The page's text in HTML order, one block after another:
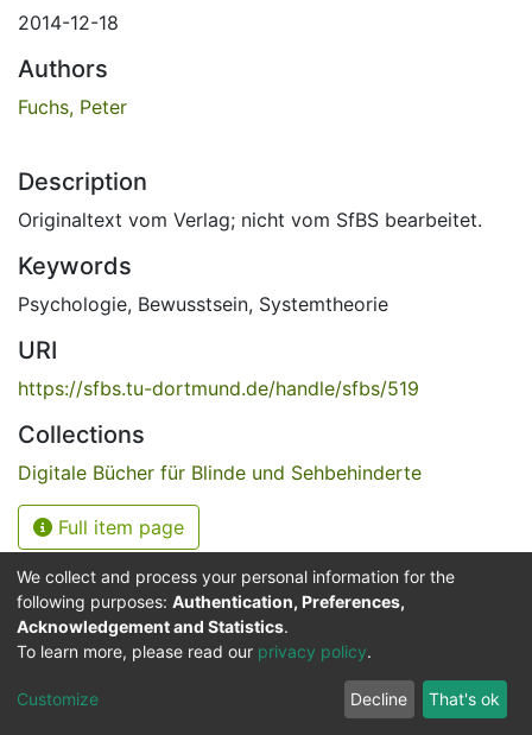
2014-12-18
Authors
Fuchs, Peter
Description
Originaltext vom Verlag; nicht vom SfBS bearbeitet.
Keywords
Psychologie, Bewusstsein, Systemtheorie
URI
https://sfbs.tu-dortmund.de/handle/sfbs/519
Collections
Digitale Bücher für Blinde und Sehbehinderte
Full item page
Service for the Blind and Visually Impaired
ITMC
Cookie
Privacy
policy
Feedback
We collect and process your personal information for the
following purposes: Authentication, Preferences,
Acknowledgement and Statistics.
To learn more, please read our privacy policy.
Customize Decline That's ok